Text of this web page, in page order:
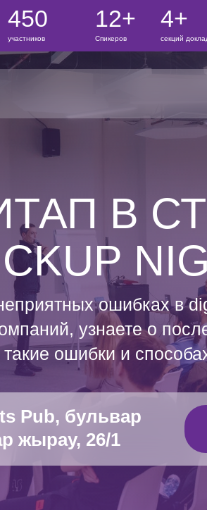
450
участников
12+
Спикеров
4+
секций
Pub, бульвар
жырау, 26/1
В
ошибках в
узнаете о
такие ошибки и